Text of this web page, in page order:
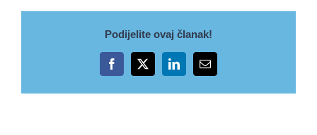
Podijelite ovaj članak!
Facebook
X LinkedInEmail